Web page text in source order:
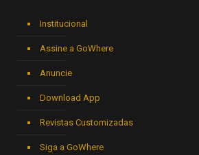
Institucional
Assine a GoWhere
Anuncie
Download App
Revistas Customizadas
Siga a GoWhere